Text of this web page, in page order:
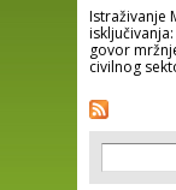
Istraživanje
govor
civilnog
Search